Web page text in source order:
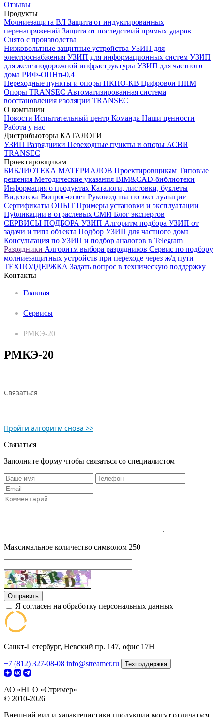
Отзывы
Продукты
Молниезащита ВЛ Защита от индуктированных
перенапряжений Защита от последствий прямых ударов
Снято с производства
Низковольтные защитные устройства УЗИП для
электроснабжения УЗИП для информационных систем УЗИП
для железнодорожной инфраструктуры УЗИП для частного
дома РИФ-ОПНп-0,4
Переходные пункты и опоры ПКПО-КВ Цифровой ППМ
Опоры TRANSEC Автоматизированная система
восстановления изоляции TRANSEC
О компании
Новости Испытательный центр Команда Наши ценности
Работа у нас
Дистрибьюторы КАТАЛОГИ
УЗИП Разрядники Переходные пункты и опоры АСВИ
TRANSEC
Проектировщикам
БИБЛИОТЕКА МАТЕРИАЛОВ Проектировщикам Типовые
решения Методические указания BIM&CAD-библиотеки
Информация о продуктах Каталоги, листовки, буклеты
Видеотека Вопрос-ответ Руководства по эксплуатации
Сертификаты ОПЫТ Примеры установки и эксплуатации
Публикации в отраслевых СМИ Блог экспертов
СЕРВИСЫ ПОДБОРА УЗИП Алгоритм подбора УЗИП от
задачи и типа объекта Подбор УЗИП для частного дома
Консультация по УЗИП и подбор аналогов в Telegram
Разрядники Алгоритм выбора разрядников Сервис по подбору
молниезащитных устройств при переходе через ж/д пути
ТЕХПОДДЕРЖКА Задать вопрос в техническую поддержку
Контакты
Главная
Сервисы
РМКЭ-20
РМКЭ-20
Связаться
Пройти алгоритм снова
Связаться
Заполните форму чтобы связаться со специалистом
Максимальное количество символом 250
Отправить
Я согласен на обработку персональных данных
Санкт-Петербург, Невский пр. 147, офис 17Н
+7 (812) 327-08-08 info@streamer.ru Техподдержка
АО «НПО «Стример»
© 2010-2026
Внешний вид и характеристики продукции могут отличаться